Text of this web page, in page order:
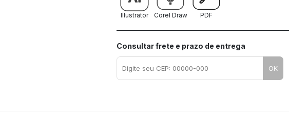
Illustrator Corel Draw PDF
Consultar frete e prazo de entrega
OK